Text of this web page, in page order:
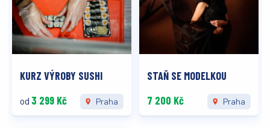
KURZ VÝROBY SUSHI
od 3 299 Kč Praha
STAŇ SE MODELKOU
7 200 Kč
Praha